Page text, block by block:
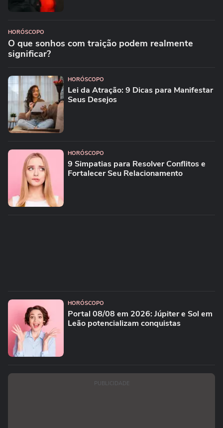
HORÓSCOPO
O que sonhos com traição podem realmente
significar?
HORÓSCOPO
Lei da Atração: 9 Dicas para Manifestar
Seus Desejos
HORÓSCOPO
9 Simpatias para Resolver Conflitos e
Fortalecer Seu Relacionamento
HORÓSCOPO
Portal 08/08 em 2026: Júpiter e Sol em
Leão potencializam conquistas
PUBLICIDADE